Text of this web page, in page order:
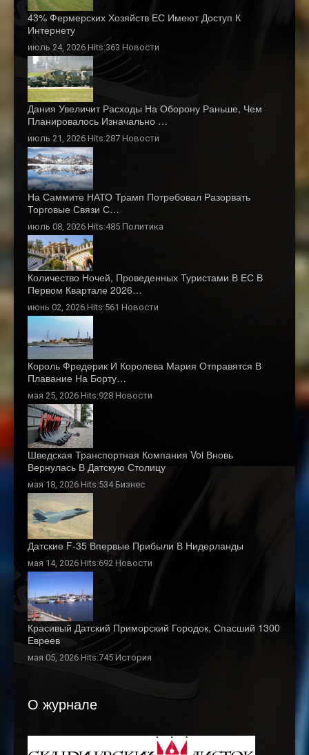
43% Фермерских Хозяйств ЕС Имеют Доступ К
Интернету
июль 24, 2026 Hits:363 Новости
Дания Увеличит Расходы На Оборону Раньше, Чем
Планировалось Изначально …
июль 21, 2026 Hits:287 Новости
На Саммите НАТО Трамп Потребовал Разорвать
Торговые Связи С…
июль 08, 2026 Hits:485 Политика
Количество Ночей, Проведенных Туристами В ЕС В
Первом Квартале 2026…
июнь 02, 2026 Hits:561 Новости
Король Фредерик И Королева Мария Отправятся В
Плавание На Борту…
мая 25, 2026 Hits:928 Новости
Шведская Транспортная Компания Voi Вновь
Вернулась В Датскую Столицу
мая 18, 2026 Hits:534 Бизнес
Датские F-35 Впервые Прибыли В Нидерланды
мая 14, 2026 Hits:692 Новости
Красивый Датский Приморский Городок, Спасший 1300
Евреев
мая 05, 2026 Hits:745 История
О журнале